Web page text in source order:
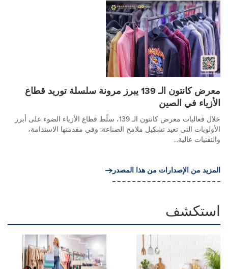
معرض كانتون الـ 139 يبرز مرونة سلسلة توريد قطاع
الأزياء في الصين
خلال فعاليات معرض كانتون الـ 139، سلّط قطاع الأزياء الضوء على أبرز
الأولويات التي تعيد تشكيل ملامح الصناعة: وفي مقدمتها الاستدامة،
والتقنيات عالية...
المزيد من الإصدارات من هذا المصدر
استكشف